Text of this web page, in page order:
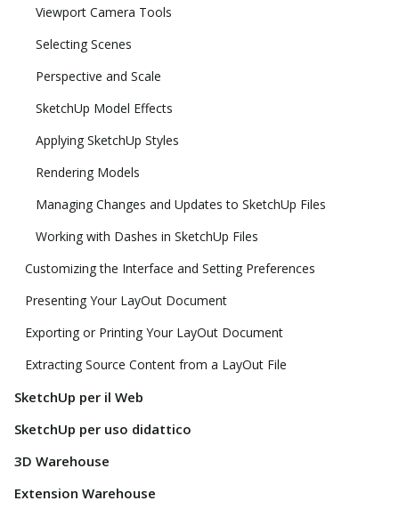
Viewport Camera Tools
Selecting Scenes
Perspective and Scale
SketchUp Model Effects
Applying SketchUp Styles
Rendering Models
Managing Changes and Updates to SketchUp Files
Working with Dashes in SketchUp Files
Customizing the Interface and Setting Preferences
Presenting Your LayOut Document
Exporting or Printing Your LayOut Document
Extracting Source Content from a LayOut File
SketchUp per il Web
SketchUp per uso didattico
3D Warehouse
Extension Warehouse